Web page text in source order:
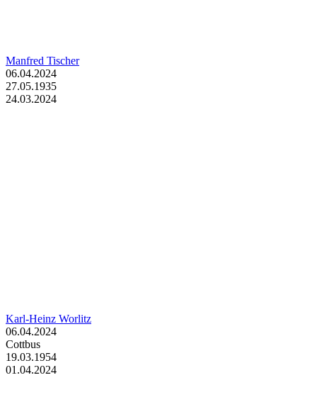
Manfred Tischer
06.04.2024
27.05.1935
24.03.2024
Karl-Heinz Worlitz
06.04.2024
Cottbus
19.03.1954
01.04.2024